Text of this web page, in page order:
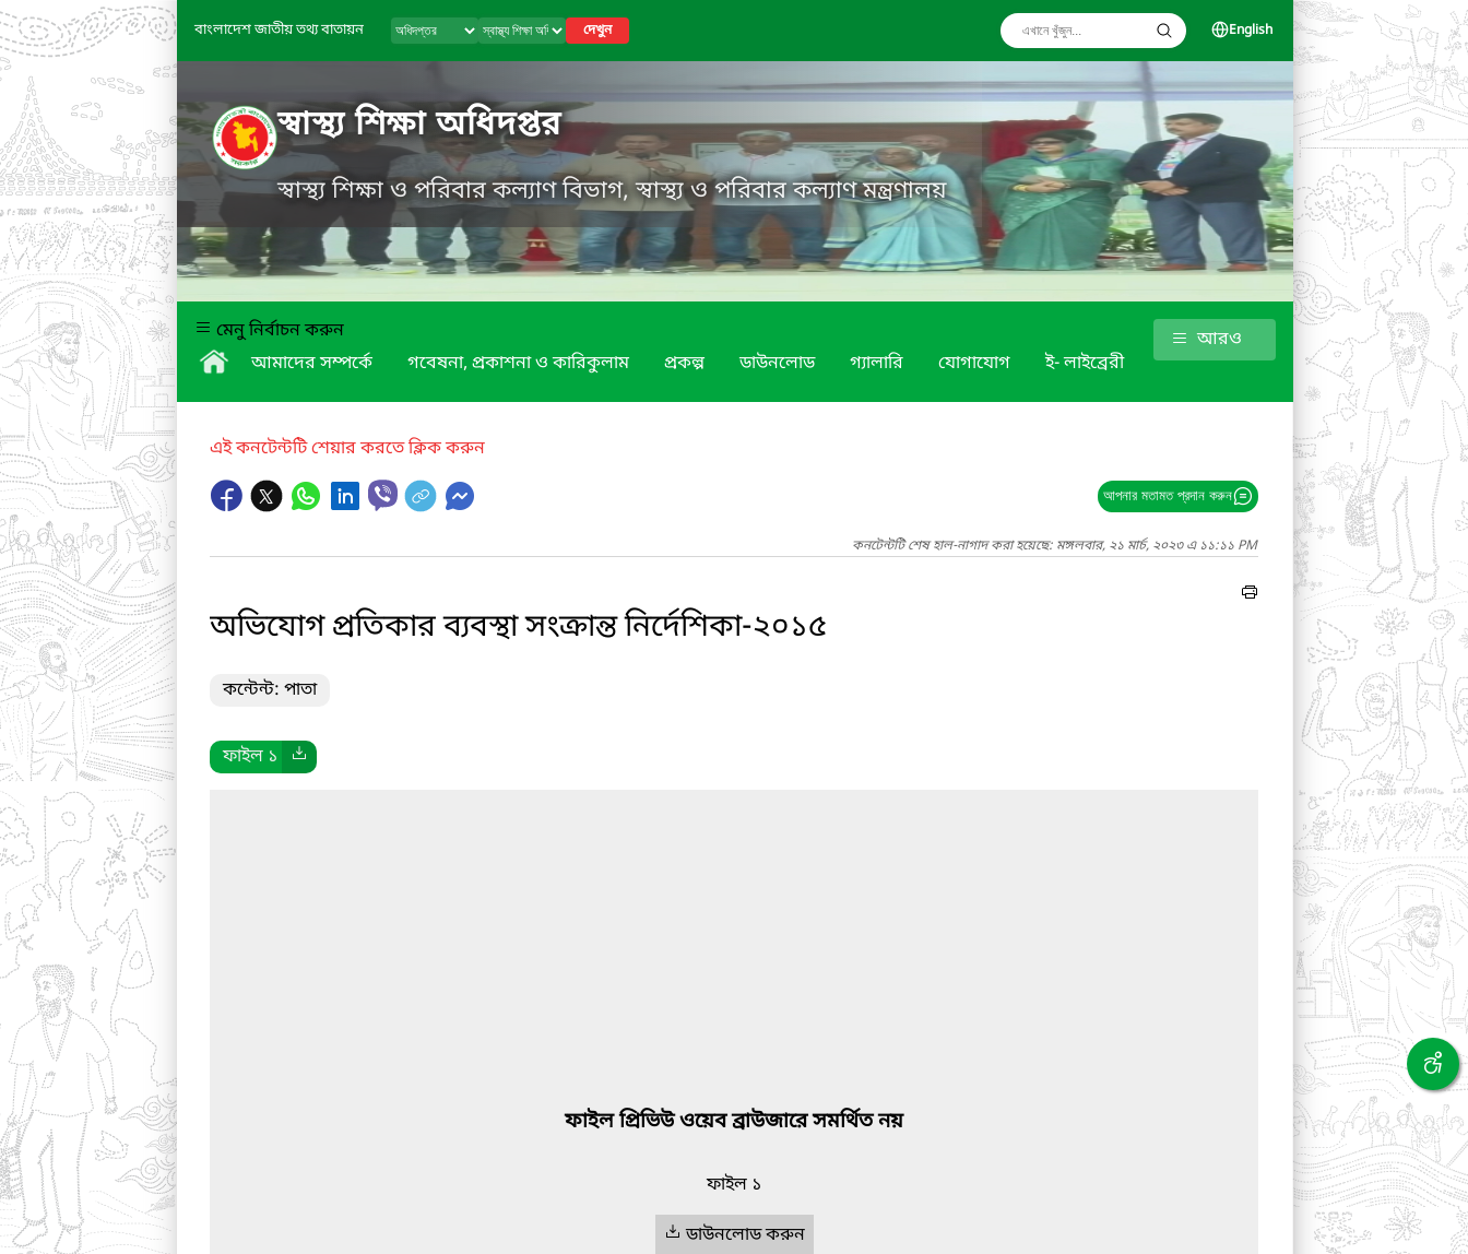
বাংলাদেশ জাতীয় তথ্য বাতায়ন দেখুন English
স্বাস্থ্য শিক্ষা অধিদপ্তর
স্বাস্থ্য শিক্ষা ও পরিবার কল্যাণ বিভাগ, স্বাস্থ্য ও পরিবার কল্যাণ মন্ত্রণালয়
মেনু নির্বাচন করুন
আমাদের সম্পর্কে
গবেষনা, প্রকাশনা ও কারিকুলাম প্রকল্প ডাউনলোড গ্যালারি যোগাযোগ ই- লাইব্রেরী
আরও
এই কনটেন্টটি শেয়ার করতে ক্লিক করুন
আপনার মতামত প্রদান করুন
কনটেন্টটি শেষ হাল-নাগাদ করা হয়েছে: মঙ্গলবার, ২১ মার্চ, ২০২৩ এ ১১:১১ PM
অভিযোগ প্রতিকার ব্যবস্থা সংক্রান্ত নির্দেশিকা-২০১৫
কন্টেন্ট: পাতা
ফাইল ১
ফাইল প্রিভিউ ওয়েব ব্রাউজারে সমর্থিত নয়
ফাইল ১
ডাউনলোড করুন